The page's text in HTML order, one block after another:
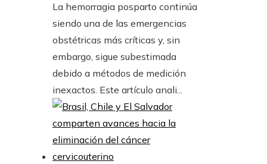
La hemorragia posparto continúa
siendo una de las emergencias
obstétricas más críticas y, sin
embargo, sigue subestimada
debido a métodos de medición
inexactos. Este artículo anali...